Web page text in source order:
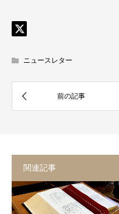
ニュースレター
関連記事